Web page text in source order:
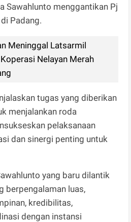
Sawahlunto menggantikan Pj
Padang.
Meninggal Latsarmil
Nelayan Merah
tugas yang diberikan
menjalankan roda
pelaksanaan
dan sinergi penting untuk
yang baru dilantik
berpengalaman luas,
kredibilitas,
dengan instansi